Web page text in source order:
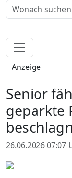
Anzeige
Senior
geparkte
26.06.2026 07:07